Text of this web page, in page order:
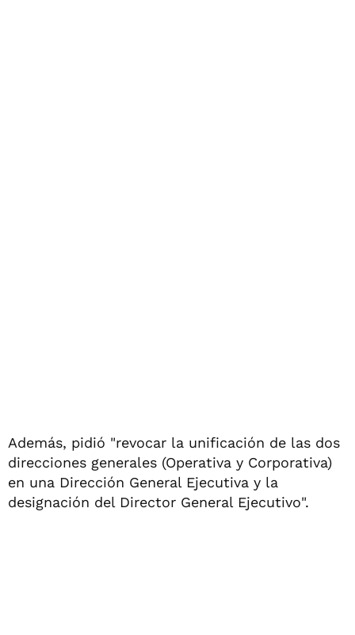
Además, pidió "revocar la unificación de las dos
direcciones generales (Operativa y Corporativa)
en una Dirección General Ejecutiva y la
designación del Director General Ejecutivo".